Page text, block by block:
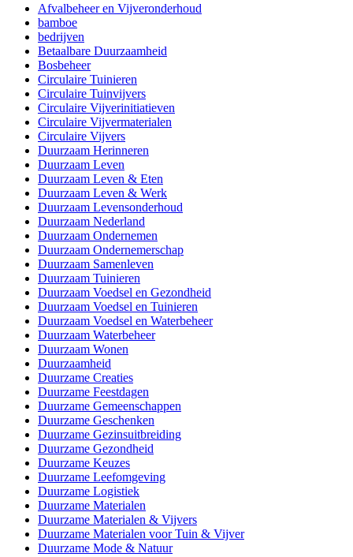
Afvalbeheer en Vijveronderhoud
bamboe
bedrijven
Betaalbare Duurzaamheid
Bosbeheer
Circulaire Tuinieren
Circulaire Tuinvijvers
Circulaire Vijverinitiatieven
Circulaire Vijvermaterialen
Circulaire Vijvers
Duurzaam Herinneren
Duurzaam Leven
Duurzaam Leven & Eten
Duurzaam Leven & Werk
Duurzaam Levensonderhoud
Duurzaam Nederland
Duurzaam Ondernemen
Duurzaam Ondernemerschap
Duurzaam Samenleven
Duurzaam Tuinieren
Duurzaam Voedsel en Gezondheid
Duurzaam Voedsel en Tuinieren
Duurzaam Voedsel en Waterbeheer
Duurzaam Waterbeheer
Duurzaam Wonen
Duurzaamheid
Duurzame Creaties
Duurzame Feestdagen
Duurzame Gemeenschappen
Duurzame Geschenken
Duurzame Gezinsuitbreiding
Duurzame Gezondheid
Duurzame Keuzes
Duurzame Leefomgeving
Duurzame Logistiek
Duurzame Materialen
Duurzame Materialen & Vijvers
Duurzame Materialen voor Tuin & Vijver
Duurzame Mode & Natuur